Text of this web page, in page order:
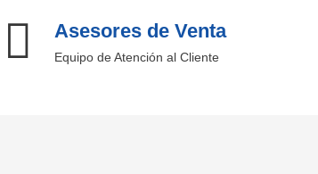
Asesores de Venta
Equipo de Atención al Cliente